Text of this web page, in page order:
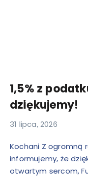
1,5% z
dziękujemy!
31 lipca, 2026
Kochani Z ogromną
informujemy, że
otwartym sercom,